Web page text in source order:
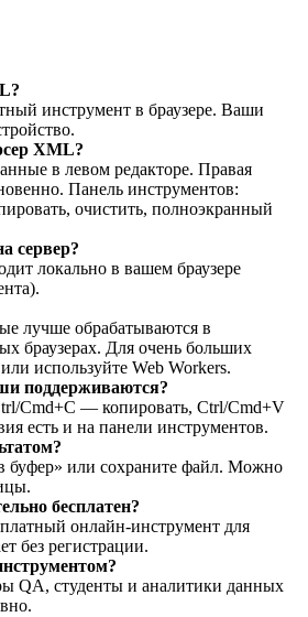
инструмент в браузере. Ваши
XML?
в левом редакторе. Правая
Панель инструментов:
очистить, полноэкранный
сервер?
локально в вашем браузере
лучше обрабатываются в
браузерах. Для очень больших
используйте Web Workers.
поддерживаются?
Cmd+C — копировать, Ctrl/Cmd+V
есть и на панели инструментов.
буфер» или сохраните файл. Можно
бесплатен?
онлайн‑инструмент для
без регистрации.
QA, студенты и аналитики данных